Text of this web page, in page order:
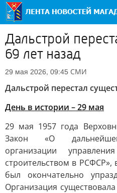
Дальстрой
69 лет назад
29 мая 2026, 09:45 СМИ
Дальстрой перестал
День в истории – 29 мая
29 мая 1957 года
Закон «О
организации
строительством в РСФСР»,
был окончательно
Организация